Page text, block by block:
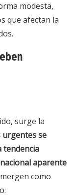
modesta,
que afectan la
surge la
urgentes se
tendencia
aparente
como